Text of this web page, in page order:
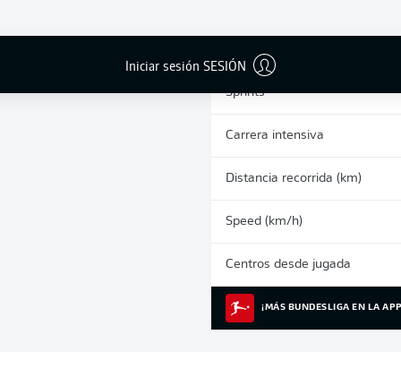
Iniciar sesión SESIÓN
Sprints
Carrera intensiva
Distancia recorrida (km)
Speed (km/h)
Centros desde jugada
¡MÁS BUNDESLIGA EN LA